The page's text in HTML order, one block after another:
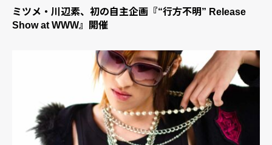
ミツメ・川辺素、初の自主企画『“行方不明” Release
Show at WWW』開催